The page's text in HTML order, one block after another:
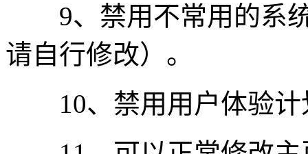
9、禁用不常用的系统
请自行修改）。
10、禁用用户体验计